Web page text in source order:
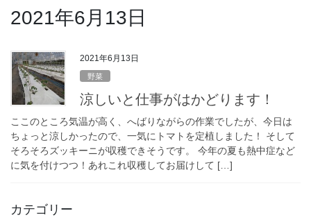
2021年6月13日
2021年6月13日
野菜
涼しいと仕事がはかどります！
ここのところ気温が高く、へばりながらの作業でしたが、今日は
ちょっと涼しかったので、一気にトマトを定植しました！ そして
そろそろズッキーニが収穫できそうです。 今年の夏も熱中症など
に気を付けつつ！あれこれ収穫してお届けして […]
カテゴリー